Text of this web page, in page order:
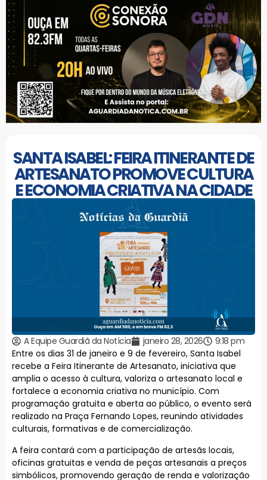
SANTA ISABEL: FEIRA ITINERANTE DE
ARTESANATO PROMOVE CULTURA
E ECONOMIA CRIATIVA NA CIDADE
A Equipe Guardiã da Notícia janeiro 28, 2026
9:18 pm
Entre os dias 31 de janeiro e 9 de fevereiro, Santa Isabel
recebe a Feira Itinerante de Artesanato, iniciativa que
amplia o acesso à cultura, valoriza o artesanato local e
fortalece a economia criativa no município. Com
programação gratuita e aberta ao público, o evento será
realizado na Praça Fernando Lopes, reunindo atividades
culturais, formativas e de comercialização.
A feira contará com a participação de artesãs locais,
oficinas gratuitas e venda de peças artesanais a preços
simbólicos, promovendo geração de renda e valorização